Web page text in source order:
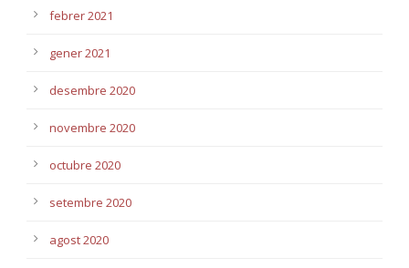
febrer 2021
gener 2021
desembre 2020
novembre 2020
octubre 2020
setembre 2020
agost 2020